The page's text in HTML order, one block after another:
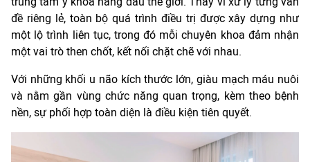
đề riêng lẻ, toàn bộ quá trình điều trị được xây dựng như
một lộ trình liên tục, trong đó mỗi chuyên khoa đảm nhận
một vai trò then chốt, kết nối chặt chẽ với nhau.
Với những khối u não kích thước lớn, giàu mạch máu nuôi
và nằm gần vùng chức năng quan trọng, kèm theo bệnh
nền, sự phối hợp toàn diện là điều kiện tiên quyết.